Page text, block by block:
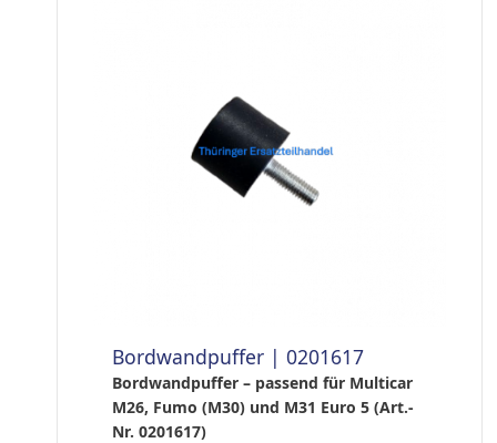
Bordwandpuffer | 0201617
Bordwandpuffer – passend für Multicar
M26, Fumo (M30) und M31 Euro 5 (Art.-
Nr. 0201617)